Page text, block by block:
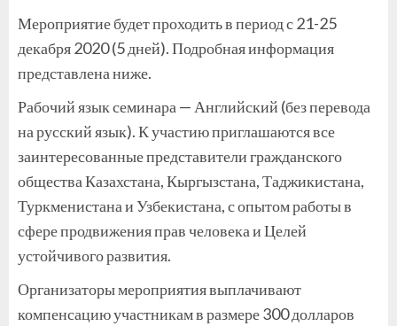
Мероприятие будет проходить в период с 21-25
декабря 2020 (5 дней). Подробная информация
представлена ниже.
Рабочий язык семинара — Английский (без перевода
на русский язык). К участию приглашаются все
заинтересованные представители гражданского
общества Казахстана, Кыргызстана, Таджикистана,
Туркменистана и Узбекистана, с опытом работы в
сфере продвижения прав человека и Целей
устойчивого развития.
Организаторы мероприятия выплачивают
компенсацию участникам в размере 300 долларов